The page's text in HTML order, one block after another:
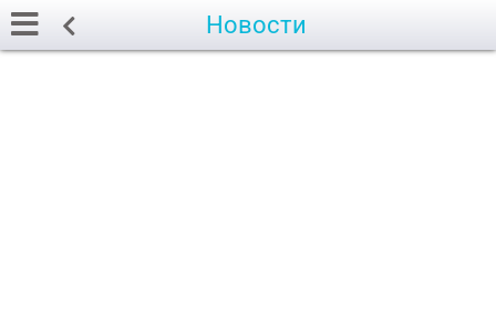
Новости